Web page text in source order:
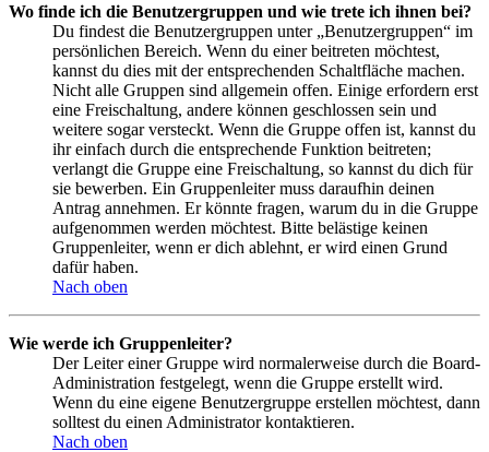
Wo finde ich die Benutzergruppen und wie trete ich ihnen bei?
Du findest die Benutzergruppen unter „Benutzergruppen“ im
persönlichen Bereich. Wenn du einer beitreten möchtest,
kannst du dies mit der entsprechenden Schaltfläche machen.
Nicht alle Gruppen sind allgemein offen. Einige erfordern erst
eine Freischaltung, andere können geschlossen sein und
weitere sogar versteckt. Wenn die Gruppe offen ist, kannst du
ihr einfach durch die entsprechende Funktion beitreten;
verlangt die Gruppe eine Freischaltung, so kannst du dich für
sie bewerben. Ein Gruppenleiter muss daraufhin deinen
Antrag annehmen. Er könnte fragen, warum du in die Gruppe
aufgenommen werden möchtest. Bitte belästige keinen
Gruppenleiter, wenn er dich ablehnt, er wird einen Grund
dafür haben.
Nach oben
Wie werde ich Gruppenleiter?
Der Leiter einer Gruppe wird normalerweise durch die Board-
Administration festgelegt, wenn die Gruppe erstellt wird.
Wenn du eine eigene Benutzergruppe erstellen möchtest, dann
solltest du einen Administrator kontaktieren.
Nach oben